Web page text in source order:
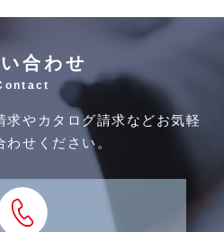
合わせ
求やカタログ請求などお気軽
わせください。